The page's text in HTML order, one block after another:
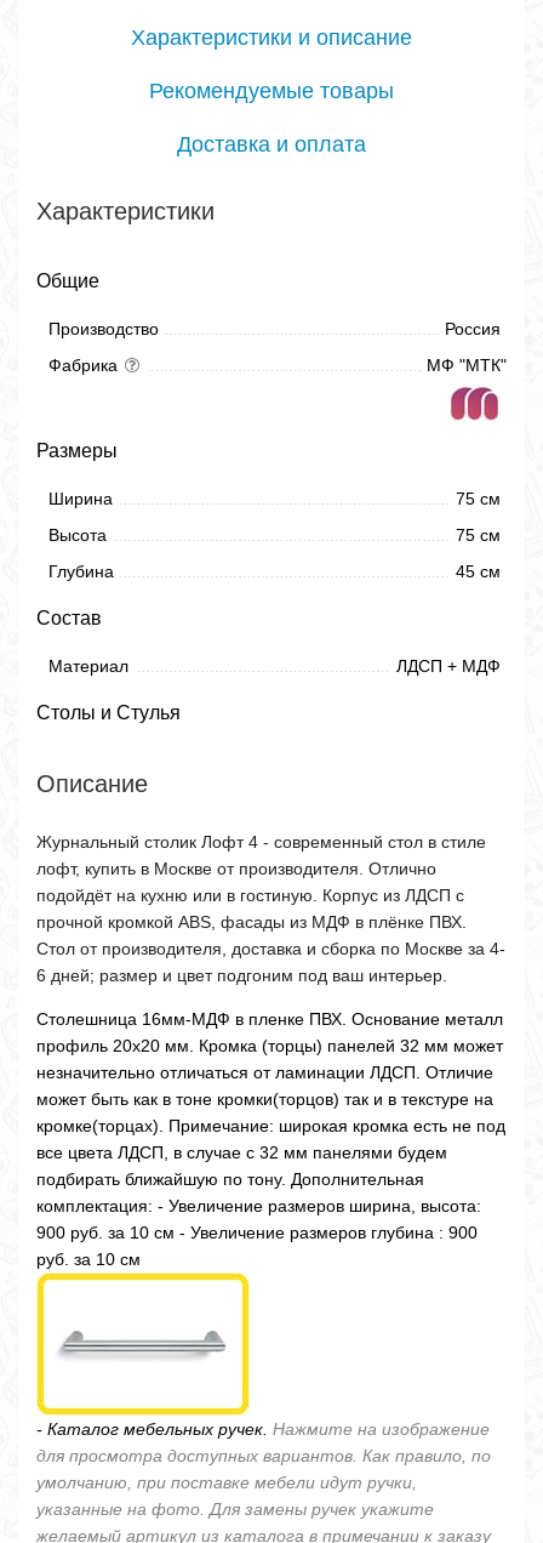
Характеристики и описание
Рекомендуемые товары
Доставка и оплата
Характеристики
Общие
Производство
Россия
Фабрика
МФ "МТК"
Размеры
Ширина
75 см
Высота
75 см
Глубина
45 см
Состав
Материал ЛДСП + МДФ
Столы и Стулья
Описание
Журнальный столик Лофт 4 - современный стол в стиле
лофт, купить в Москве от производителя. Отлично
подойдёт на кухню или в гостиную. Корпус из ЛДСП с
прочной кромкой ABS, фасады из МДФ в плёнке ПВХ.
Стол от производителя, доставка и сборка по Москве за 4-
6 дней; размер и цвет подгоним под ваш интерьер.
Столешница 16мм-МДФ в пленке ПВХ. Основание металл
профиль 20х20 мм. Кромка (торцы) панелей 32 мм может
незначительно отличаться от ламинации ЛДСП. Отличие
может быть как в тоне кромки(торцов) так и в текстуре на
кромке(торцах). Примечание: широкая кромка есть не под
все цвета ЛДСП, в случае с 32 мм панелями будем
подбирать ближайшую по тону. Дополнительная
комплектация: - Увеличение размеров ширина, высота:
900 руб. за 10 см - Увеличение размеров глубина : 900
руб. за 10 см
- Каталог мебельных ручек. Нажмите на изображение
для просмотра доступных вариантов. Как правило, по
умолчанию, при поставке мебели идут ручки,
указанные на фото. Для замены ручек укажите
желаемый артикул из каталога в примечании к заказу